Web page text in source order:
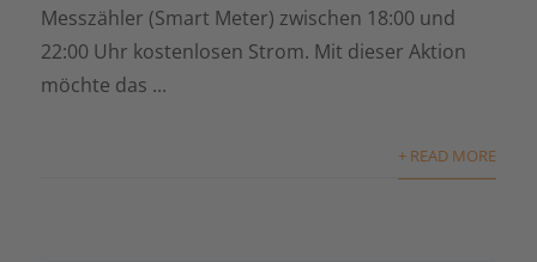
Messzähler (Smart Meter) zwischen 18:00 und
22:00 Uhr kostenlosen Strom. Mit dieser Aktion
möchte das ...
+ READ MORE